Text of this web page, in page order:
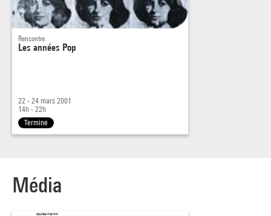
Catherine McRae, violoniste
Frank Funaro, percussioniste
Chaque séance s’achève par une table ronde.
Rencontre
Les années Pop
22 - 24 mars 2001
14h - 22h
Terminé
Média